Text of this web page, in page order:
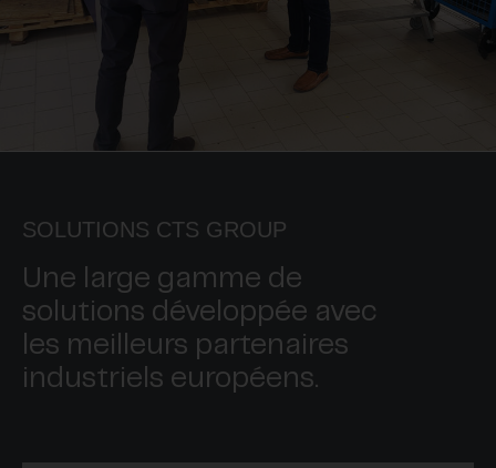
SOLUTIONS CTS GROUP
Une large gamme de
solutions développée avec
les meilleurs partenaires
industriels européens.